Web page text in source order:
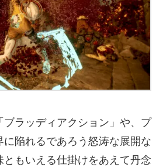
ラッディアクション」や、プ
陥れるであろう怒涛な展開な
もいえる仕掛けをあえて丹念